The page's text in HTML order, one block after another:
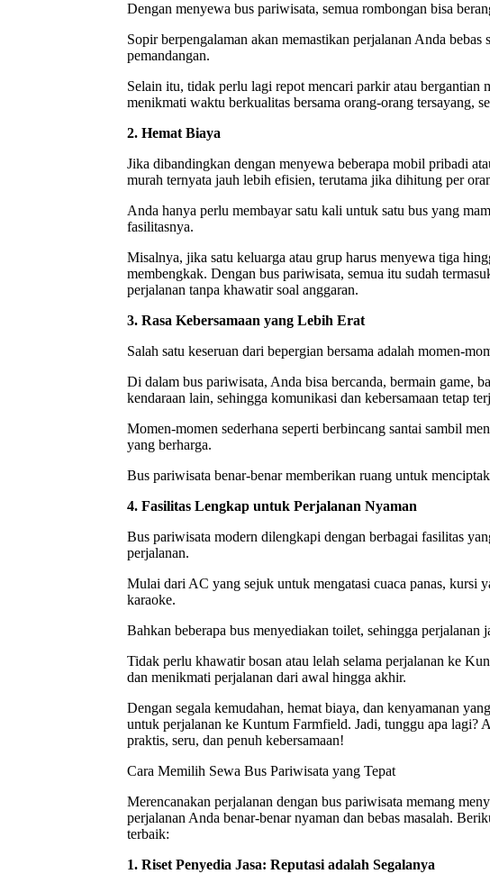
Dengan menyewa bus pariwisata, semua rombongan bisa
Sopir berpengalaman akan memastikan perjalanan Anda
pemandangan.
Selain itu, tidak perlu lagi repot mencari parkir atau
menikmati waktu berkualitas bersama orang-orang tersayang,
2. Hemat Biaya
Jika dibandingkan dengan menyewa beberapa mobil pribadi
murah ternyata jauh lebih efisien, terutama jika dihitung per
Anda hanya perlu membayar satu kali untuk satu bus yang
fasilitasnya.
Misalnya, jika satu keluarga atau grup harus menyewa tiga
membengkak. Dengan bus pariwisata, semua itu sudah
perjalanan tanpa khawatir soal anggaran.
3. Rasa Kebersamaan yang Lebih Erat
Salah satu keseruan dari bepergian bersama adalah momen-
Di dalam bus pariwisata, Anda bisa bercanda, bermain game,
kendaraan lain, sehingga komunikasi dan kebersamaan tetap
Momen-momen sederhana seperti berbincang santai sambil
yang berharga.
Bus pariwisata benar-benar memberikan ruang untuk
4. Fasilitas Lengkap untuk Perjalanan Nyaman
Bus pariwisata modern dilengkapi dengan berbagai fasilitas
perjalanan.
Mulai dari AC yang sejuk untuk mengatasi cuaca panas, kursi
karaoke.
Bahkan beberapa bus menyediakan toilet, sehingga perjalanan
Tidak perlu khawatir bosan atau lelah selama perjalanan ke
dan menikmati perjalanan dari awal hingga akhir.
Dengan segala kemudahan, hemat biaya, dan kenyamanan
untuk perjalanan ke Kuntum Farmfield. Jadi, tunggu apa lagi?
praktis, seru, dan penuh kebersamaan!
Cara Memilih Sewa Bus Pariwisata yang Tepat
Merencanakan perjalanan dengan bus pariwisata memang
perjalanan Anda benar-benar nyaman dan bebas masalah.
terbaik:
1. Riset Penyedia Jasa: Reputasi adalah Segalanya